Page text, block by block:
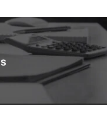
dernières ventes
près de